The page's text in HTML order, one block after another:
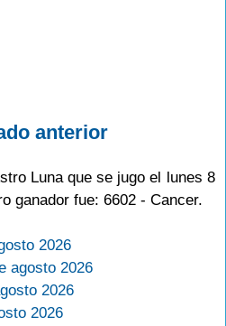
anterior
Luna que se jugo el lunes 8
ganador fue: 6602 - Cancer.
2026
agosto 2026
2026
2026